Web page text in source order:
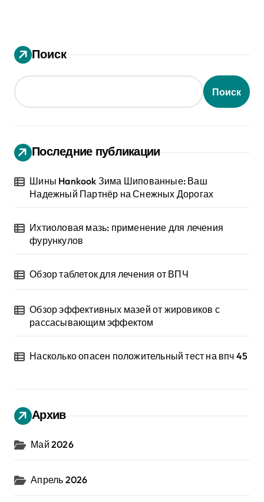
Поиск
Поиск
Последние публикации
Шины Hankook Зима Шипованные: Ваш
Надежный Партнёр на Снежных Дорогах
Ихтиоловая мазь: применение для лечения
фурункулов
Обзор таблеток для лечения от ВПЧ
Обзор эффективных мазей от жировиков с
рассасывающим эффектом
Насколько опасен положительный тест на впч 45
Архив
Май 2026
Апрель 2026